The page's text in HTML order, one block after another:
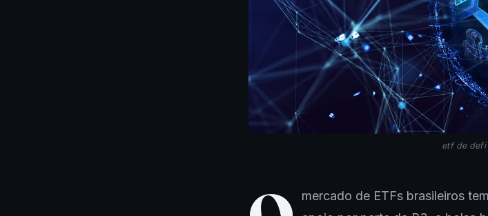
etf de defi
mercado de ETFs brasileiros